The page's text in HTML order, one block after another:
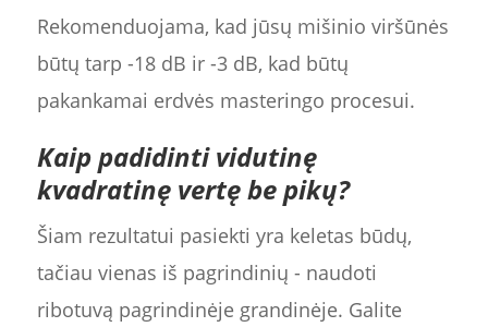
Rekomenduojama, kad jūsų mišinio viršūnės
būtų tarp -18 dB ir -3 dB, kad būtų
pakankamai erdvės masteringo procesui.
Kaip padidinti vidutinę
kvadratinę vertę be pikų?
Šiam rezultatui pasiekti yra keletas būdų,
tačiau vienas iš pagrindinių - naudoti
ribotuvą pagrindinėje grandinėje. Galite